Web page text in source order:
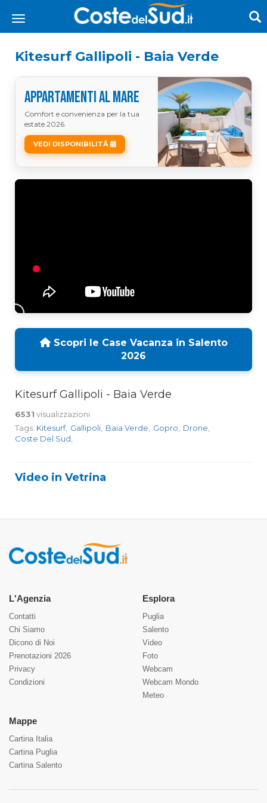
Kitesurf Gallipoli - Baia Verde
APPARTAMENTI AL MARE
Comfort e convenienza per la tua
estate 2026.
VEDI DISPONIBILITÃ
Scopri le Case Vacanza in Salento
2026
Kitesurf Gallipoli - Baia Verde
6531 visualizzazioni
Tags: Kitesurf, Gallipoli Baia Verde Gopro Drone
Coste Del Sud
Video in Vetrina
L'Agenzia
Contatti
Chi Siamo
Dicono di Noi
Prenotazioni 2026
Privacy
Condizioni
Esplora
Puglia
Salento
Video
Foto
Webcam
Webcam Mondo
Meteo
Mappe
Cartina Italia
Cartina Puglia
Cartina Salento